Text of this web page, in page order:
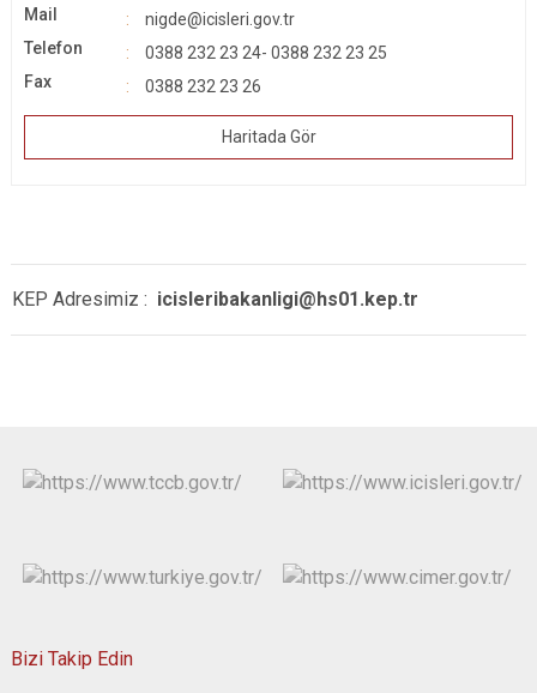
Mail
nigde@icisleri.gov.tr
Telefon
0388 232 23 24- 0388 232 23 25
Fax
0388 232 23 26
Haritada Gör
KEP Adresimiz : icisleribakanligi@hs01.kep.tr
Bizi Takip Edin